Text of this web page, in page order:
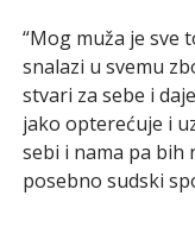
“Mog muža je sve
snalazi u svemu
stvari za sebe i
jako opterećuje i
sebi i nama pa bih
posebno sudski